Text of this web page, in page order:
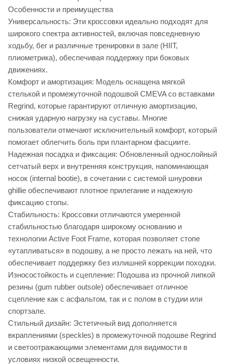
Особенности и преимущества
Универсальность: Эти кроссовки идеально подходят для
широкого спектра активностей, включая повседневную
ходьбу, бег и различные тренировки в зале (HIIT,
плиометрика), обеспечивая поддержку при боковых
движениях.
Комфорт и амортизация: Модель оснащена мягкой
стелькой и промежуточной подошвой CMEVA со вставками
Regrind, которые гарантируют отличную амортизацию,
снижая ударную нагрузку на суставы. Многие
пользователи отмечают исключительный комфорт, который
помогает облегчить боль при плантарном фасциите.
Надежная посадка и фиксация: Обновленный однослойный
сетчатый верх и внутренняя конструкция, напоминающая
носок (internal bootie), в сочетании с системой шнуровки
ghillie обеспечивают плотное прилегание и надежную
фиксацию стопы.
Стабильность: Кроссовки отличаются умеренной
стабильностью благодаря широкому основанию и
технологии Active Foot Frame, которая позволяет стопе
«утапливаться» в подошву, а не просто лежать на ней, что
обеспечивает поддержку без излишней коррекции походки.
Износостойкость и сцепление: Подошва из прочной липкой
резины (gum rubber outsole) обеспечивает отличное
сцепление как с асфальтом, так и с полом в студии или
спортзале.
Стильный дизайн: Эстетичный вид дополняется
вкраплениями (speckles) в промежуточной подошве Regrind
и светоотражающими элементами для видимости в
условиях низкой освещенности.